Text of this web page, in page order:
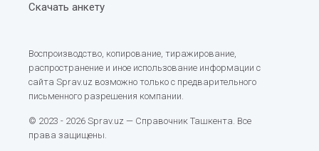
Станция метро Машиносозлар
Рынок Янгиабад в Ташкенте
Как открыть банковскую карту в Узбекистане
Мирабадский дехканский базар в Ташкенте (бывш.
Скачать анкету
Воспроизводство, копирование, тиражирование,
распространение и иное использование информации с
сайта Sprav.uz возможно только с предварительного
письменного разрешения компании.
© 2023 - 2026 Sprav.uz — Справочник Ташкента. Все
права защищены.